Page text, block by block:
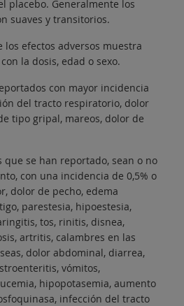
placebo. Generalmente los
suaves y transitorios.
los efectos adversos muestra
la dosis, edad o sexo.
con mayor incidencia
del tracto respiratorio, dolor
tipo gripal, mareos, dolor de
que se han reportado, sean o no
con una incidencia de 0,5% o
dolor de pecho, edema
parestesia, hipoestesia,
tos, rinitis, disnea,
artritis, calambres en las
dolor abdominal, diarrea,
vómitos,
hipopotasemia, aumento
infección del tracto